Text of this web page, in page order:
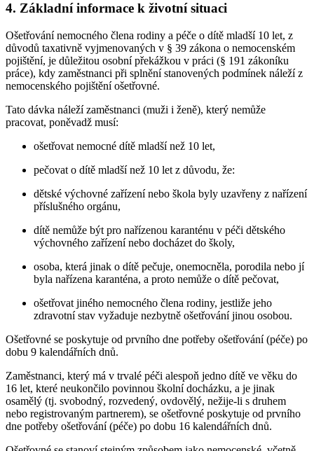
4. Základní informace k životní situaci
Ošetřování nemocného člena rodiny a péče o dítě mladší 10 let, z
důvodů taxativně vyjmenovaných v § 39 zákona o nemocenském
pojištění, je důležitou osobní překážkou v práci (§ 191 zákoníku
práce), kdy zaměstnanci při splnění stanovených podmínek náleží z
nemocenského pojištění ošetřovné.
Tato dávka náleží zaměstnanci (muži i ženě), který nemůže
pracovat, poněvadž musí:
ošetřovat nemocné dítě mladší než 10 let,
pečovat o dítě mladší než 10 let z důvodu, že:
dětské výchovné zařízení nebo škola byly uzavřeny z nařízení
příslušného orgánu,
dítě nemůže být pro nařízenou karanténu v péči dětského
výchovného zařízení nebo docházet do školy,
osoba, která jinak o dítě pečuje, onemocněla, porodila nebo jí
byla nařízena karanténa, a proto nemůže o dítě pečovat,
ošetřovat jiného nemocného člena rodiny, jestliže jeho
zdravotní stav vyžaduje nezbytně ošetřování jinou osobou.
Ošetřovné se poskytuje od prvního dne potřeby ošetřování (péče) po
dobu 9 kalendářních dnů.
Zaměstnanci, který má v trvalé péči alespoň jedno dítě ve věku do
16 let, které neukončilo povinnou školní docházku, a je jinak
osamělý (tj. svobodný, rozvedený, ovdovělý, nežije-li s druhem
nebo registrovaným partnerem), se ošetřovné poskytuje od prvního
dne potřeby ošetřování (péče) po dobu 16 kalendářních dnů.